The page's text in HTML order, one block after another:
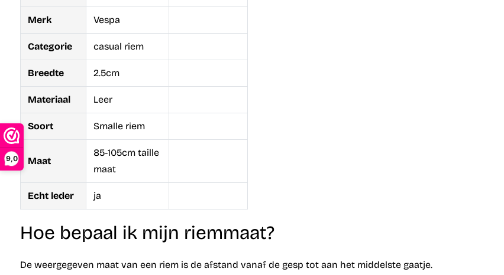
9,0
Merk Vespa
Categorie casual riem
Breedte 2.5cm
Materiaal Leer
Soort Smalle riem
Maat
85-105cm taille
maat
Echt leder ja
Hoe bepaal ik mijn riemmaat?
De weergegeven maat van een riem is de afstand vanaf de gesp tot aan het middelste gaatje.